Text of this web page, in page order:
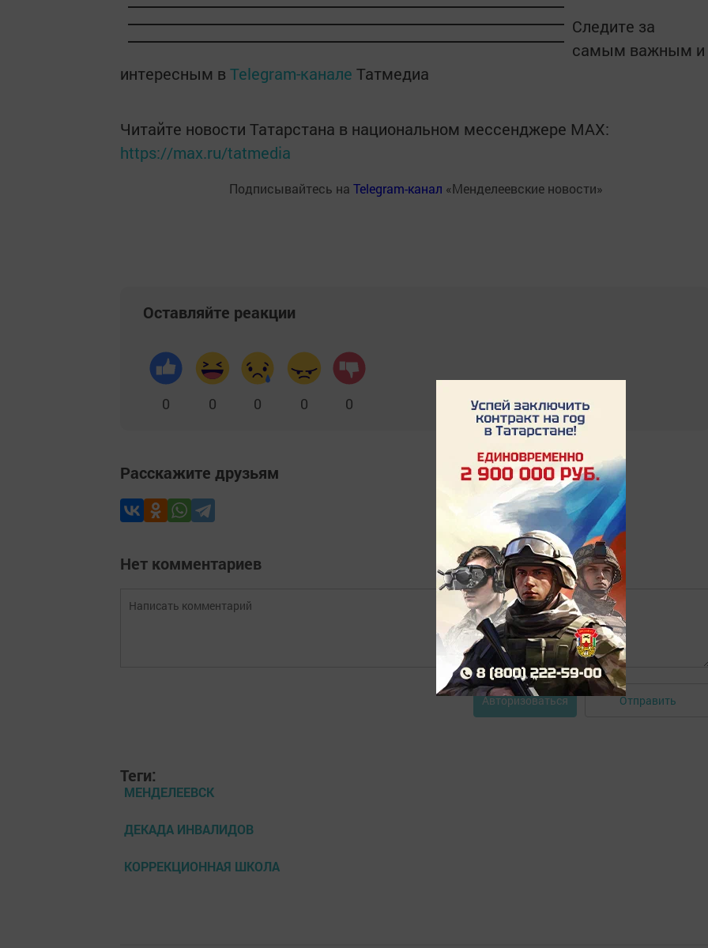
Следите за
самым важным и
интересным в Telegram-канале Татмедиа
Читайте новости Татарстана в национальном мессенджере MАХ:
https://max.ru/tatmedia
Подписывайтесь на Telegram-канал «Менделеевские новости»
Оставляйте реакции
0 0 0 0 0
Расскажите друзьям
Нет комментариев
Авторизоваться Отправить
Теги:
МЕНДЕЛЕЕВСК
ДЕКАДА ИНВАЛИДОВ
КОРРЕКЦИОННАЯ ШКОЛА